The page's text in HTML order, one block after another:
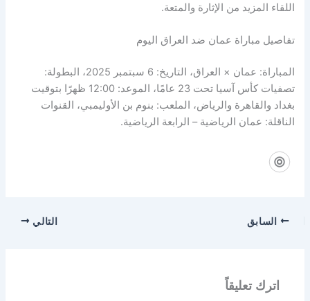
اللقاء المزيد من الإثارة والمتعة.
تفاصيل مباراة عمان ضد العراق اليوم
المباراة: عمان × العراق، التاريخ: 6 سبتمبر 2025، البطولة:
تصفيات كأس آسيا تحت 23 عامًا، الموعد: 12:00 ظهرًا بتوقيت
بغداد والقاهرة والرياض، الملعب: بنوم بن الأوليمبي، القنوات
الناقلة: عمان الرياضية – الرابعة الرياضية.
السابق التالي
اترك تعليقاً